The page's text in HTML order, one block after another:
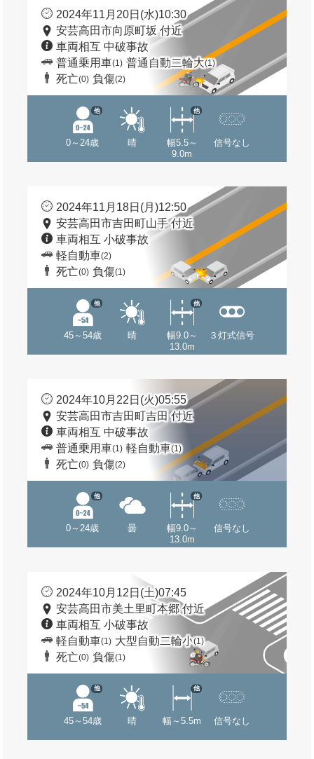
2024年11月20日(水)10:30
安芸高田市向原町坂 付近
車両相互 中破事故
普通乗用車(1) 普通自動二輪大(1)
死亡(0) 負傷(2)
0～24歳
他
晴
幅5.5～
9.0m
他
信号なし
2024年11月18日(月)12:50
安芸高田市吉田町山手 付近
車両相互 小破事故
軽自動車(2)
死亡(0) 負傷(1)
45～54歳
他
晴
幅9.0～
13.0m
他
３灯式信号
2024年10月22日(火)05:55
安芸高田市吉田町吉田 付近
車両相互 中破事故
普通乗用車(1) 軽自動車(1)
死亡(0) 負傷(2)
0～24歳
他
曇
幅9.0～
13.0m
他
信号なし
2024年10月12日(土)07:45
安芸高田市美土里町本郷 付近
車両相互 小破事故
軽自動車(1) 大型自動二輪小(1)
死亡(0) 負傷(1)
45～54歳
他
晴 幅～5.5m
他
信号なし